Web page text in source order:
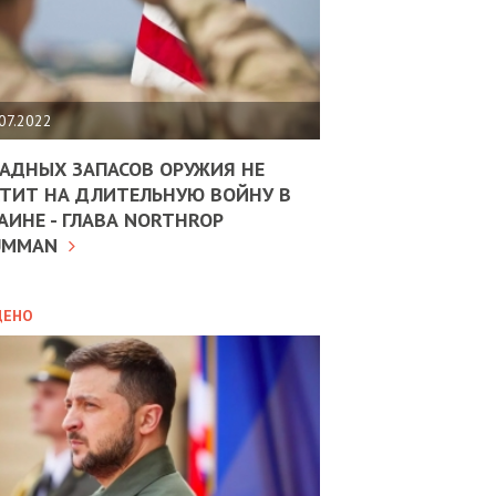
ЗАПАСОВ ОРУЖИЯ НЕ
НА ДЛИТЕЛЬНУЮ ВОЙНУ В
- ГЛАВА NORTHROP
10.02.2025